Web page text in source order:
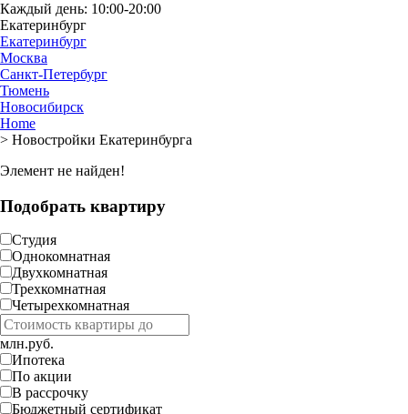
Каждый день: 10:00-20:00
Екатеринбург
Екатеринбург
Москва
Санкт-Петербург
Тюмень
Новосибирск
Home
> Новостройки Екатеринбурга
Элемент не найден!
Подобрать квартиру
Студия
Однокомнатная
Двухкомнатная
Трехкомнатная
Четырехкомнатная
млн.руб.
Ипотека
По акции
В рассрочку
Бюджетный сертификат